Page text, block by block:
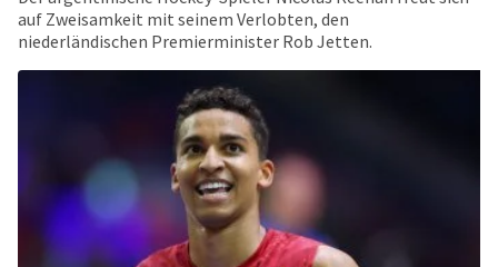
auf Zweisamkeit mit seinem Verlobten, den
niederländischen Premierminister Rob Jetten.